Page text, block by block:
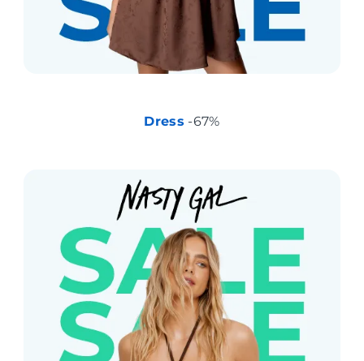
Dress -67%